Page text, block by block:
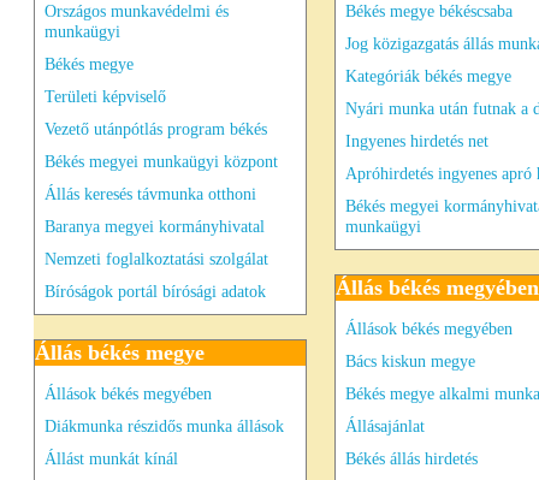
Országos munkavédelmi és
munkaügyi
Békés megye
Területi képviselő
Vezető utánpótlás program békés
Békés megyei munkaügyi központ
Állás keresés távmunka otthoni
Baranya megyei kormányhivatal
Nemzeti foglalkoztatási szolgálat
Bíróságok portál bírósági adatok
Állás békés megye
Állások békés megyében
Diákmunka részidős munka állások
Állást munkát kínál
Békés megye békéscsaba
Jog közigazgatás állás
Kategóriák békés megye
Nyári munka után futnak a
Ingyenes hirdetés net
Apróhirdetés ingyenes apró
Békés megyei
munkaügyi
Állás békés megyében
Állások békés megyében
Bács kiskun megye
Békés megye alkalmi munka
Állásajánlat
Békés állás hirdetés